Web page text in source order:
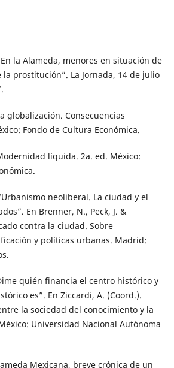
la Alameda, menores en situación de
prostitución”. La Jornada, 14 de julio
globalización. Consecuencias
Fondo de Cultura Económica.
líquida. 2a. ed. México:
neoliberal. La ciudad y el
En Brenner, N., Peck, J. &
contra la ciudad. Sobre
y políticas urbanas. Madrid:
quién financia el centro histórico y
es”. En Ziccardi, A. (Coord.).
la sociedad del conocimiento y la
Universidad Nacional Autónoma
Mexicana, breve crónica de un